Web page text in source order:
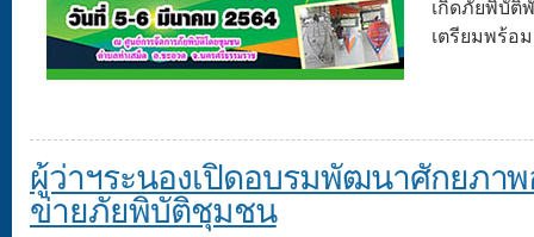
เกิดภัยพิบั
เตรียมพร้อ
ผู้ว่าฯระนองเปิดอบรมพัฒนาศักยภา
ข่ายภัยพิบัติชุมชน